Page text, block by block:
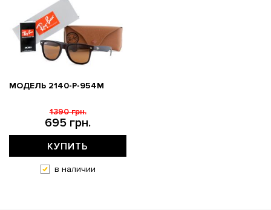
МОДЕЛЬ 2140-P-954M
695 грн.
1390 грн.
КУПИТЬ
в наличии